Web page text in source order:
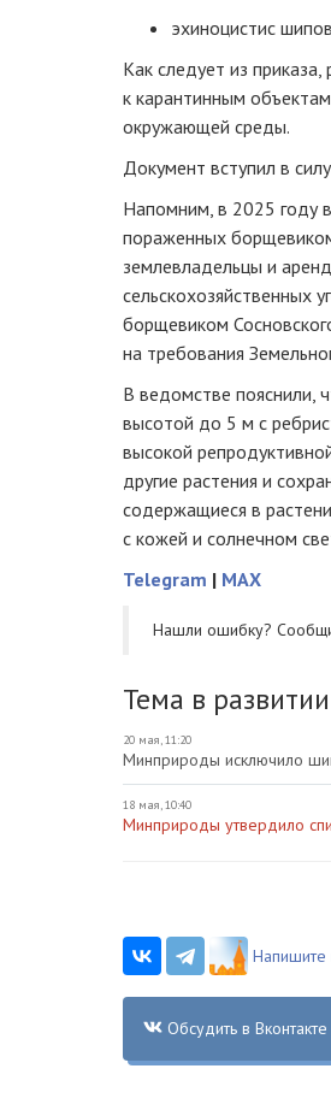
эхиноцистис
Как следует из
к карантинным
окружающей среды.
Документ вступил в
Напомним, в 2025 году
пораженных
землевладельцы и
сельскохозяйственных
борщевиком
на требования
В ведомстве пояснили,
высотой до 5 м с
высокой
другие растения и
содержащиеся в
с кожей и солнечном
Telegram | MAX
Нашли ошибку?
Тема в развитии
20 мая, 11:20
Минприроды исключило
18 мая, 10:40
Минприроды утвердило
Напишите
Обсудить в Вконтакте